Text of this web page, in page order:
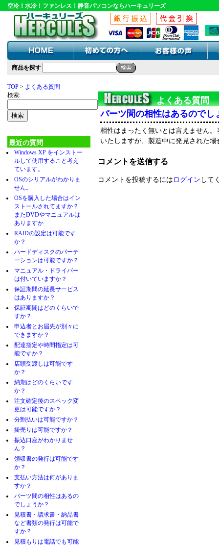
空冷！水冷！ファンレス！静音パソコンならハーキュリーズ
商品を探す
TOP > よくある質問
検索:
最近の質問
Windows XP をインストー
ルして使用すること考え
ています。
OSのシリアルがわかりま
せん。
OSを購入した場合はイン
ストールされてますか？
またDVDやマニュアルは
ありますか
RAIDの設定は可能です
か？
ハードディスクのパーテ
ーションは可能ですか？
マニュアル・ドライバー
は付いていますか？
保証期間の延長サービス
はありますか？
保証期間はどのくらいで
すか？
申込者とお届先が別々に
できますか？
配達指定や時間指定は可
能ですか？
店頭受渡しは可能です
か？
納期はどのくらいです
か？
注文確定後のスペック変
更は可能ですか？
分割払いは可能ですか？
掛売りは可能ですか？
振込口座がわかりませ
ん？
領収書の発行は可能です
か？
支払い方法は何がありま
すか？
パーツ間の相性はあるの
でしょうか？
見積書・請求書・納品書
など書類の発行は可能で
すか？
見積もりは電話でも可能
よくある質問
パーツ間の相性はあるのでし
相性はまったく無いとは言えません
いたしますが、製造中に発見された
コメントを送信する
コメントを投稿するには ログイン して